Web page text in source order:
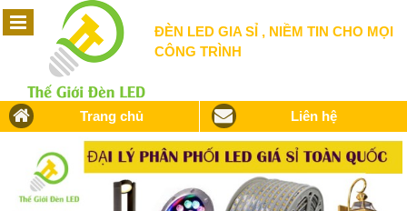
ĐÈN LED GIA SỈ , NIỀM TIN CHO MỌI
CÔNG TRÌNH
Trang chủ Liên hệ